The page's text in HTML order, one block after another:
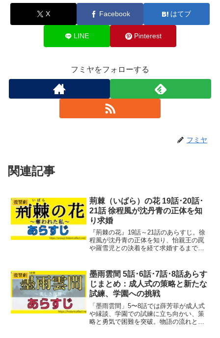
X Facebook はてブ
LINE Pinterest
フミヤをフォローする
フミヤ
関連記事
復讐劇
荊棘（いばら）の花 19話･20話･
21話 徐程風が沈丹青の正体を知
り求婚
『荊棘の花』19話～21話のあらすじ。徐
程風が沈丹青の正体を知り、怡親王の罠
や羅雪児との決着を経て求婚するまでを
復讐劇
墨雨雲間 5話･6話･7話･8話あらす
じまとめ：成人式の策略と新たな
試練、学園への挑戦
「墨雨雲間」5〜8話では薛芳菲が成人式
や縁談、学園での試練に立ち向かい、策
略と勇気で困難を突破。物語の流れと時